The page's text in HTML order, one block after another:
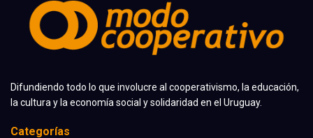
Difundiendo todo lo que involucre al cooperativismo, la educación,
la cultura y la economía social y solidaridad en el Uruguay.
Categorías